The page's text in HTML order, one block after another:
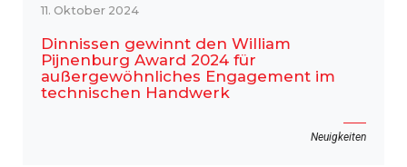
11. Oktober 2024
Dinnissen gewinnt den William
Pijnenburg Award 2024 für
außergewöhnliches Engagement im
technischen Handwerk
Neuigkeiten